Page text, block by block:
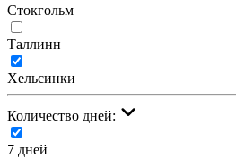
Стокгольм
Таллинн
Хельсинки
Количество дней:
7 дней